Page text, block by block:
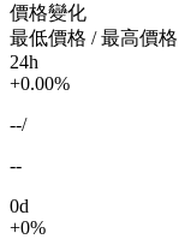
價格變化
最低價格 / 最高價格
24h
+0.00%
--/
--
0d
+0%